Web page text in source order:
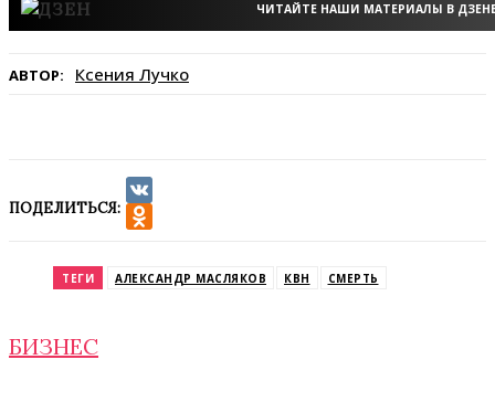
ЧИТАЙТЕ НАШИ МАТЕРИАЛЫ В
АВТОР: Ксения Лучко
ПОДЕЛИТЬСЯ:
VK
ТЕГИ АЛЕКСАНДР МАСЛЯКОВ КВН СМЕРТЬ
БИЗНЕС